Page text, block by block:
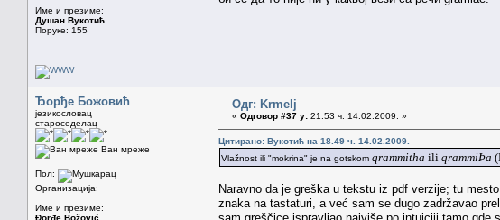
Име и презиме:
Душан Вукотић
Поруке: 155
Ђорђе Божовић
језикословац
староседелац
Ван мреже
Пол:
Организација:
Име и презиме:
Đorđe Božović
Одг: Krmelj
« Одговор #37 у: 21.53 ч. 14.02.2009. »
Цитирано: Вукотић на 18.49 ч. 14.02.2009.
Vlažnost ili "mokrina" je na gotskom qrammitha ili qrammiÞa
Naravno da je greška u tekstu iz pdf verzije; tu
znaka na tastaturi, a već sam se dugo zadržavao